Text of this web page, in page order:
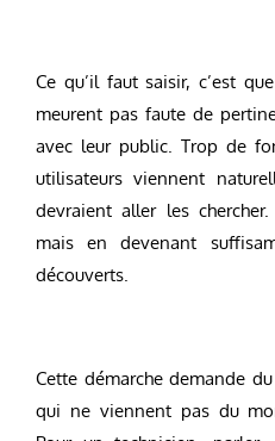
Ce qu’il faut saisir, c’est
meurent pas faute de
avec leur public. Trop de
utilisateurs viennent
devraient aller les
mais en devenant
découverts.
Cette démarche demande
qui ne viennent pas du